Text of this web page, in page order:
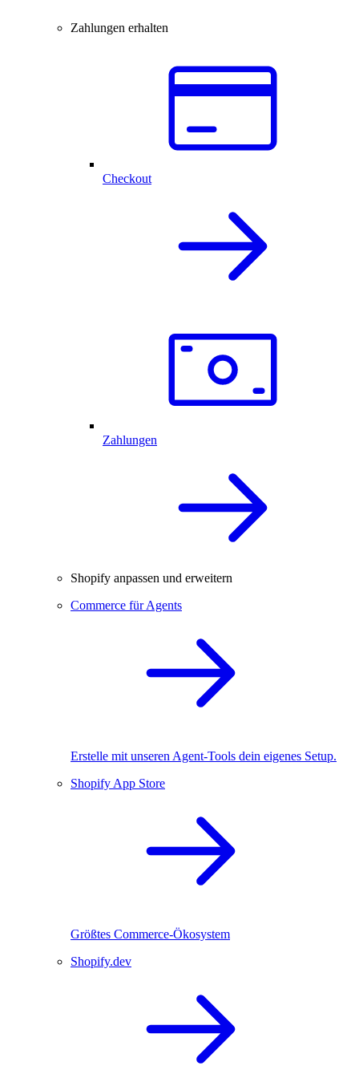
Zahlungen erhalten
Checkout
Zahlungen
Shopify anpassen und erweitern
Commerce für Agents
Erstelle mit unseren Agent-Tools dein eigenes Setup.
Shopify App Store
Größtes Commerce-Ökosystem
Shopify.dev